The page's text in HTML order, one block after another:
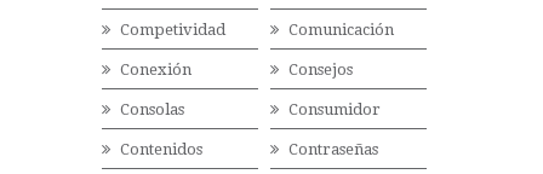
Competividad Comunicación
Conexión Consejos
Consolas Consumidor
Contenidos Contraseñas